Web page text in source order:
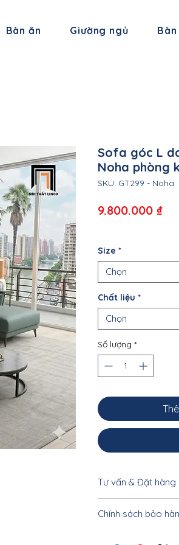
Bàn ăn Giường ngủ
Sofa góc L
Noha phòng
SKU: GT299 - Noha
9.800.000 ₫Giá
Size *
Chọn
Chất liệu *
Chọn
Số lượng *
Tư vấn & Đặt hàng
khách vui lòng liên
Chính sách bảo